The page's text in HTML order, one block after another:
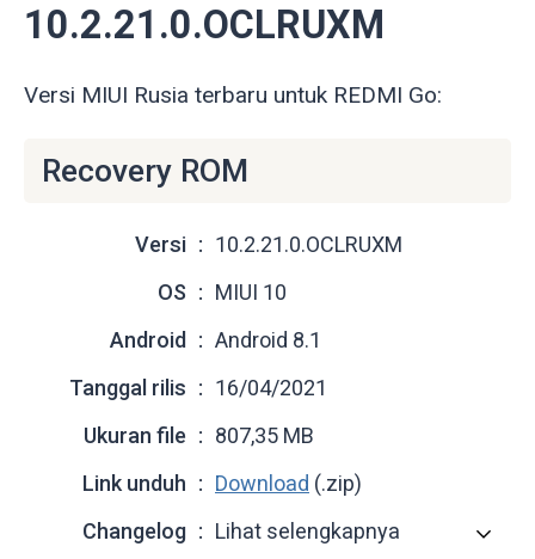
10.2.21.0.OCLRUXM
Versi MIUI Rusia terbaru untuk REDMI Go:
Recovery ROM
Versi
10.2.21.0.OCLRUXM
OS
MIUI 10
Android
Android 8.1
Tanggal rilis
16/04/2021
Ukuran file
807,35 MB
Link unduh
Download (.zip)
Changelog
Lihat selengkapnya